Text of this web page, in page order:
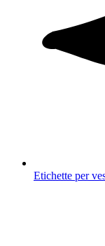
Etichette per